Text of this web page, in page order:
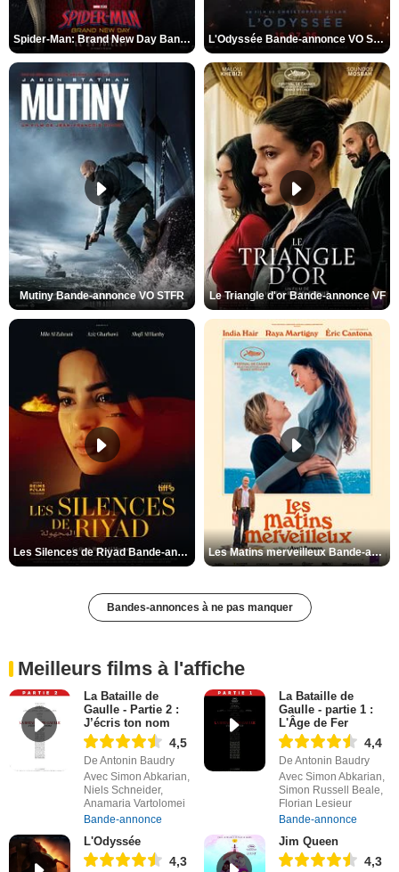
Spider-Man: Brand New Day Bande-annonce VO STFR L'Odyssée Bande-annonce VO STFR
Mutiny Bande-annonce VO STFR Le Triangle d'or Bande-annonce VF
Les Silences de Riyad Bande-annonce VO STFR Les Matins merveilleux Bande-annonce VF
Bandes-annonces à ne pas manquer
Meilleurs films à l'affiche
La Bataille de
Gaulle - Partie 2 :
J’écris ton nom
4,5
De Antonin Baudry
Avec Simon Abkarian,
Niels Schneider,
Anamaria Vartolomei
Bande-annonce
La Bataille de
Gaulle - partie 1 :
L'Âge de Fer
4,4
De Antonin Baudry
Avec Simon Abkarian,
Simon Russell Beale,
Florian Lesieur
Bande-annonce
L'Odyssée
4,3
Jim Queen
4,3